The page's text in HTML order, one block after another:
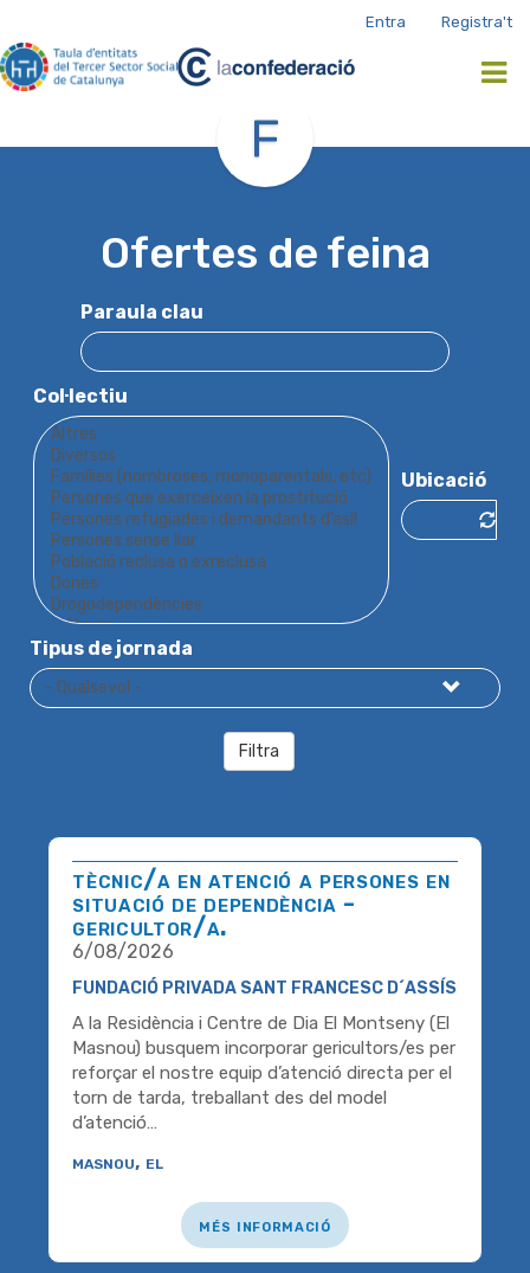
al
contingut
Login
and
menu
Entra Registra't
Ofertes de feina
Paraula clau
Col·lectiu
Ubicació
Tipus de jornada
Filtra
tècnic/a en atenció a persones en
situació de dependència -
gericultor/a.
6/08/2026
FUNDACIÓ PRIVADA SANT FRANCESC D´ASSÍS
A la Residència i Centre de Dia El Montseny (El
Masnou) busquem incorporar gericultors/es per
reforçar el nostre equip d’atenció directa per el
torn de tarda, treballant des del model
d’atenció…
masnou, el
més informació